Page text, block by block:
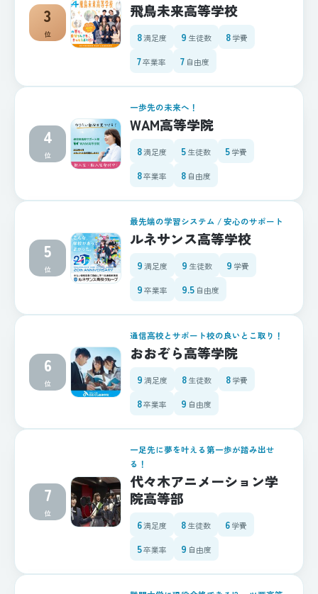
3
位
飛鳥未来高等学校
8満足度 9 生徒数 8学費
7卒業率 7 自由度
4
位
一歩先の未来へ！
WAM高等学院
8満足度 5生徒数 5学費
8卒業率 8 自由度
5
位
最先端の学習システム / 安心のサポート
ルネサンス高等学校
9満足度 9 生徒数 9 学費
9卒業率 9.5 自由度
6
位
通信高校とサポート校の良いとこ取り！
おおぞら高等学院
9満足度 8生徒数 8学費
8卒業率 9 自由度
7
位
一足先に夢を叶える第一歩が踏み出せ
る！
代々木アニメーション学
院高等部
6満足度 8生徒数 6学費
5卒業率 9 自由度